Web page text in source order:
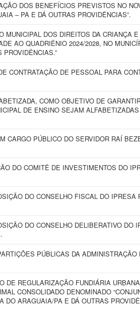
DOS BENEFÍCIOS PREVISTOS NO
– PA E DÁ OUTRAS PROVIDÊNCIAS”.
MUNICIPAL DOS DIREITOS DA CRIANÇA
AO QUADRIÊNIO 2024/2028, NO
CONTRATAÇÃO DE PESSOAL PARA
COMO OBJETIVO DE
DE ENSINO SEJAM
CARGO PÚBLICO DO SERVIDOR RAÍ
DO COMITÊ DE INVESTIMENTOS DO
DO CONSELHO FISCAL DO IPRESA
DO CONSELHO DELIBERATIVO DO
PÚBLICAS DA ADMINISTRAÇÃO
DE REGULARIZAÇÃO FUNDIÁRIA
CONSOLIDADO DENOMINADO
ARAGUAIA/PA E DÁ OUTRAS